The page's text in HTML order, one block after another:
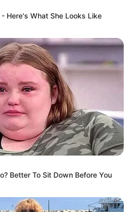
sinoptik.ua
в Ужгороді зростає –
підтверджує
Here's What She Looks Like
Better To Sit Down Before You